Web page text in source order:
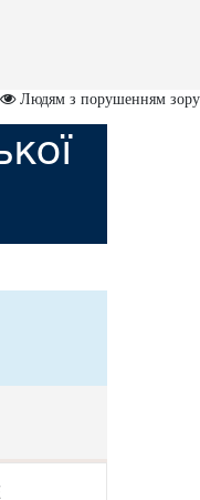
Людям з порушенням зору